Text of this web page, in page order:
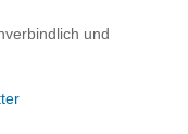
und